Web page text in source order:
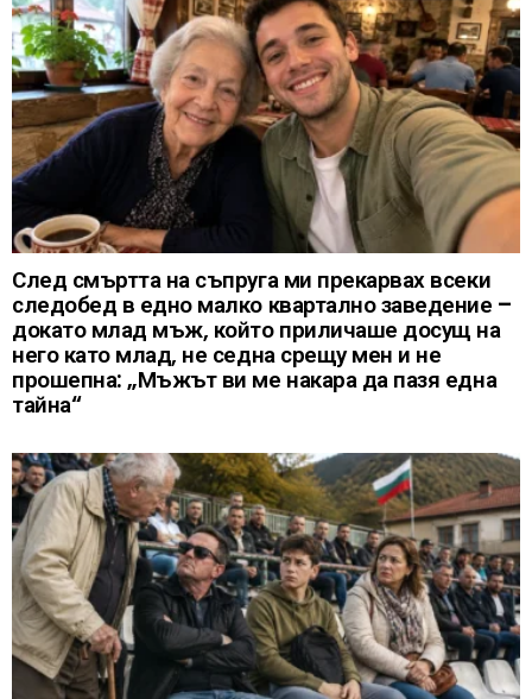
След смъртта на съпруга ми прекарвах всеки
следобед в едно малко квартално заведение –
докато млад мъж, който приличаше досущ на
него като млад, не седна срещу мен и не
прошепна: „Мъжът ви ме накара да пазя една
тайна“